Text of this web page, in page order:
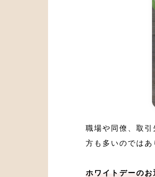
職場や同僚、取
方も多いのではあ
ホワイトデーの